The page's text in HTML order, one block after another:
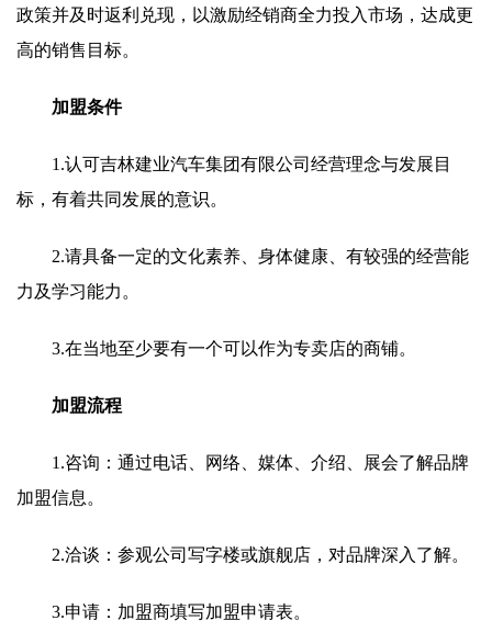
政策并及时返利兑现，以激励经销商全力投入市场，达成更
高的销售目标。
加盟条件
1.认可吉林建业汽车集团有限公司经营理念与发展目
标，有着共同发展的意识。
2.请具备一定的文化素养、身体健康、有较强的经营能
力及学习能力。
3.在当地至少要有一个可以作为专卖店的商铺。
加盟流程
1.咨询：通过电话、网络、媒体、介绍、展会了解品牌
加盟信息。
2.洽谈：参观公司写字楼或旗舰店，对品牌深入了解。
3.申请：加盟商填写加盟申请表。